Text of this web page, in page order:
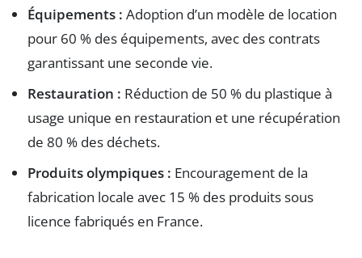
Équipements : Adoption d’un modèle de location
pour 60 % des équipements, avec des contrats
garantissant une seconde vie.
Restauration : Réduction de 50 % du plastique à
usage unique en restauration et une récupération
de 80 % des déchets.
Produits olympiques : Encouragement de la
fabrication locale avec 15 % des produits sous
licence fabriqués en France.